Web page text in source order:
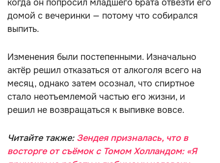
когда он попросил младшего брата отвезти его
домой с вечеринки — потому что собирался
выпить.
Изменения были постепенными. Изначально
актёр решил отказаться от алкоголя всего на
месяц, однако затем осознал, что спиртное
стало неотъемлемой частью его жизни, и
решил не возвращаться к выпивке вовсе.
Читайте также: Зендея призналась, что в
восторге от съёмок с Томом Холландом: «Я